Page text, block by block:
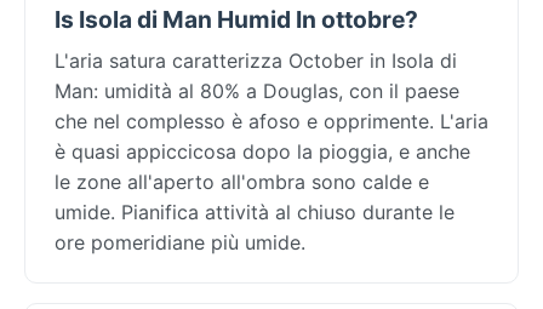
Is Isola di Man Humid In ottobre?
L'aria satura caratterizza October in Isola di
Man: umidità al 80% a Douglas, con il paese
che nel complesso è afoso e opprimente. L'aria
è quasi appiccicosa dopo la pioggia, e anche
le zone all'aperto all'ombra sono calde e
umide. Pianifica attività al chiuso durante le
ore pomeridiane più umide.